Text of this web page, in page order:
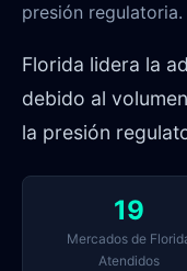
presión regulatoria.
Florida lidera la
debido al
la presión
19
Mercados de
Atendidos